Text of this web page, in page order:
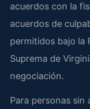
acuerdos con la
acuerdos de
permitidos bajo la
Suprema de
negociación.
Para personas sin